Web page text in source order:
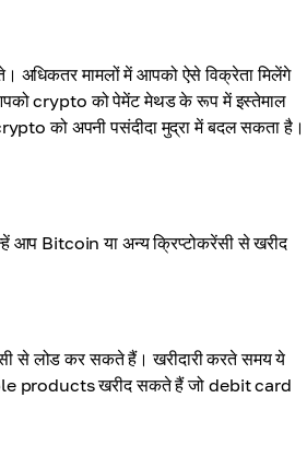
अधिकतर मामलों में आपको ऐसे विक्रेता मिलेंगे
crypto को पेमेंट मेथड के रूप में इस्तेमाल
को अपनी पसंदीदा मुद्रा में बदल सकता है।
Bitcoin या अन्य क्रिप्टोकरेंसी से खरीद
से लोड कर सकते हैं। खरीदारी करते समय ये
products खरीद सकते हैं जो debit card